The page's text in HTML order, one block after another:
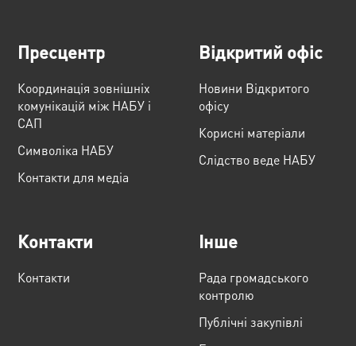
Пресцентр
Координація зовнішніх
комунікацій між НАБУ і
САП
Cимволіка НАБУ
Контакти для медіа
Відкритий офіс
Новини Відкритого
офісу
Корисні матеріали
Слідство веде НАБУ
Контакти
Контакти
Інше
Рада громадського
контролю
Публічні закупівлі